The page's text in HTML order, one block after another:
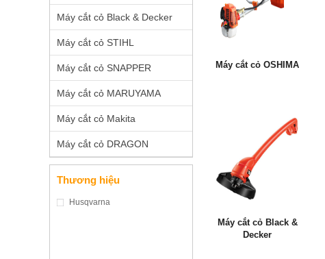
Máy cắt cỏ Black & Decker
Máy cắt cỏ STIHL
Máy cắt cỏ SNAPPER
Máy cắt cỏ MARUYAMA
Máy cắt cỏ Makita
Máy cắt cỏ DRAGON
Thương hiệu
Husqvarna
Máy cắt cỏ OSHIMA
Máy cắt cỏ Black &
Decker